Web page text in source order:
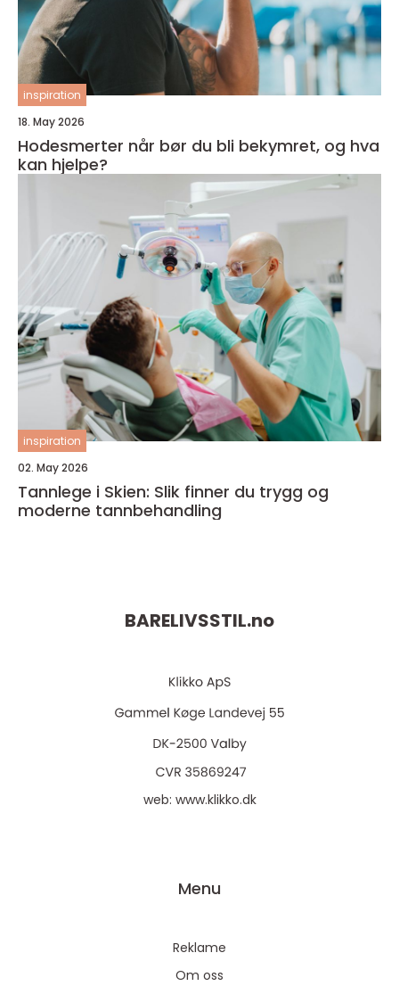
inspiration
18. May 2026
Hodesmerter når bør du bli bekymret, og hva
kan hjelpe?
inspiration
02. May 2026
Tannlege i Skien: Slik finner du trygg og
moderne tannbehandling
BARELIVSSTIL.no
web: www.klikko.dk
Menu
Reklame
Om oss